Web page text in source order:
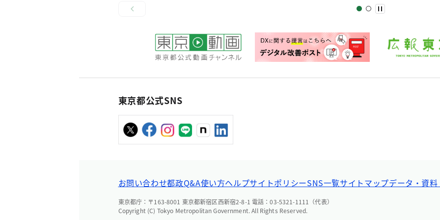
東京都公式SNS
お問い合わせ都政Q&A使い方ヘルプサイトポリシーSNS一覧サイトマップデータ・資
東京都庁：〒163-8001 東京都新宿区西新宿2-8-1 電話：03-5321-1111（代表）
Copyright (C) Tokyo Metropolitan Government. All Rights Reserved.